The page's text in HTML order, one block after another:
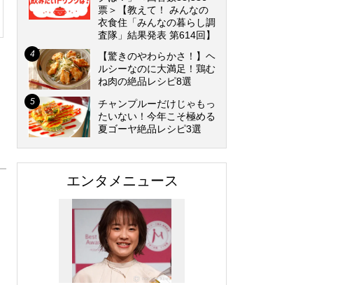
票＞【教えて！ みんなの
衣食住「みんなの暮らし調
査隊」結果発表 第614回】
【驚きのやわらかさ！】ヘ
ルシーなのに大満足！鶏む
ね肉の絶品レシピ8選
チャンプルーだけじゃもっ
たいない！今年こそ極める
夏ゴーヤ絶品レシピ3選
エンタメニュース